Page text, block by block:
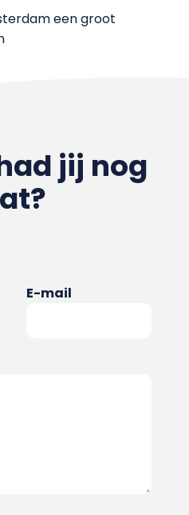
een groot
jij nog
E-mail